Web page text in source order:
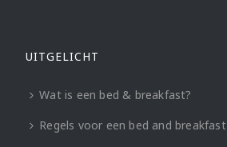
UITGELICHT
Wat is een bed & breakfast?
Regels voor een bed and breakfast